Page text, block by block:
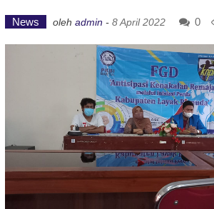
News oleh admin - 8 April 2022 0